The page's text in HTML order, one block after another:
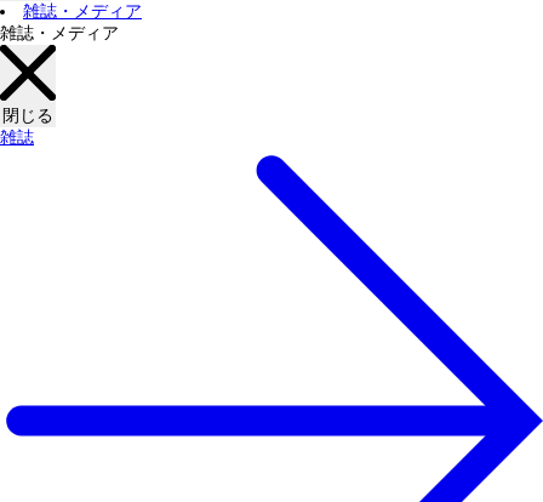
雑誌・メディア
雑誌・メディア
閉じる
雑誌